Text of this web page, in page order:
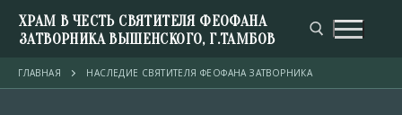
ХРАМ В ЧЕСТЬ СВЯТИТЕЛЯ ФЕОФАНА
ЗАТВОРНИКА ВЫШЕНСКОГО, Г.ТАМБОВ
ГЛАВНАЯ НАСЛЕДИЕ СВЯТИТЕЛЯ ФЕОФАНА ЗАТВОРНИКА